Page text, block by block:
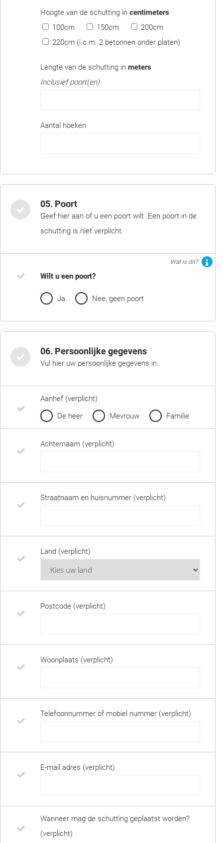
Hoogte van de schutting in centimeters
100cm
150cm
200cm
220cm (i.c.m. 2 betonnen onder platen)
Lengte van de schutting in meters
Inclusief poort(en)
Aantal hoeken
05. Poort
Geef hier aan of u een poort wilt. Een poort in de
schutting is niet verplicht.
Wat is dit?
Wilt u een poort?
Ja Nee, geen poort
06. Persoonlijke gegevens
Vul hier uw persoonlijke gegevens in..
Aanhef (verplicht)
De heer
Mevrouw Familie
Achternaam (verplicht)
Straatnaam en huisnummer (verplicht)
Land (verplicht)
Postcode (verplicht)
Woonplaats (verplicht)
Telefoonnummer of mobiel nummer (verplicht)
E-mail adres (verplicht)
Wanneer mag de schutting geplaatst worden?
(verplicht)